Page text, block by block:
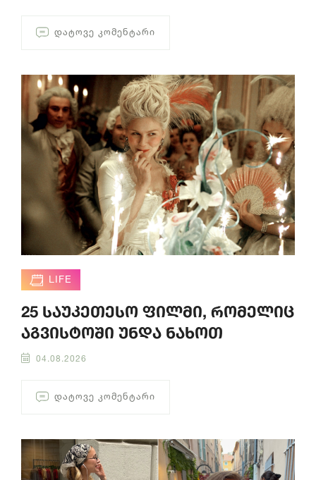
ᲓᲐᲢᲝᲕᲔ ᲙᲝᲛᲔᲜᲢᲐᲠᲘ
LIFE
25 საუკეთესო ფილმი, რომელიც
აგვისტოში უნდა ნახოთ
04.08.2026
ᲓᲐᲢᲝᲕᲔ ᲙᲝᲛᲔᲜᲢᲐᲠᲘ